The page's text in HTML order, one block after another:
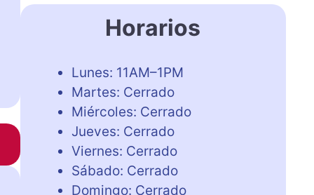
Horarios
Lunes: 11AM–1PM
Martes: Cerrado
Miércoles: Cerrado
Jueves: Cerrado
Viernes: Cerrado
Sábado: Cerrado
Domingo: Cerrado